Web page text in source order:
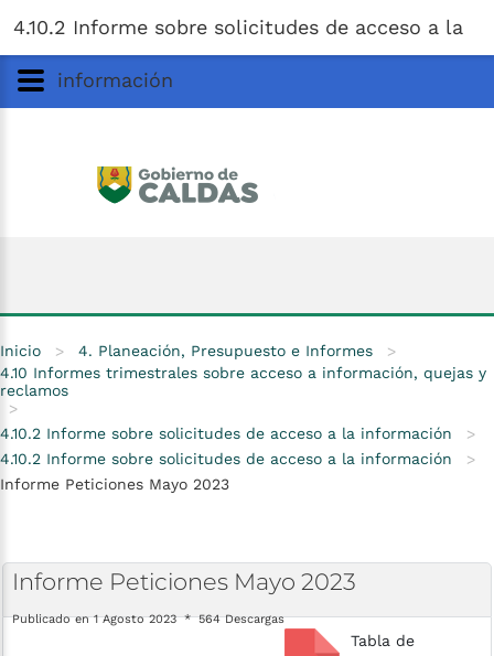
Gobernación de Caldas
4.10.2 Informe sobre solicitudes de acceso a la
información
Inicio > 4. Planeación, Presupuesto e Informes
>
4.10 Informes trimestrales sobre acceso a información, quejas y
reclamos
>
4.10.2 Informe sobre solicitudes de acceso a la información
>
4.10.2 Informe sobre solicitudes de acceso a la información
>
Informe Peticiones Mayo 2023
Informe Peticiones Mayo 2023
Publicado en 1 Agosto 2023 564 Descargas
Tabla de